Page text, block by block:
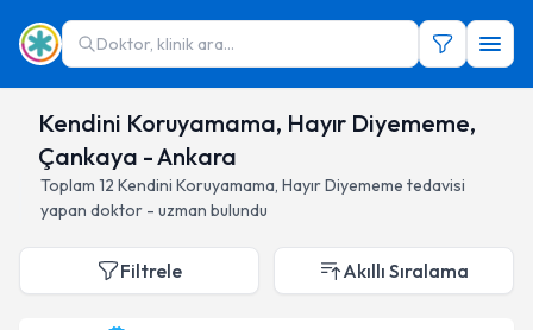
Doktor, klinik ara...
Kendini Koruyamama, Hayır Diyememe,
Çankaya - Ankara
Toplam 12 Kendini Koruyamama, Hayır Diyememe tedavisi
yapan doktor - uzman bulundu
Filtrele Akıllı Sıralama